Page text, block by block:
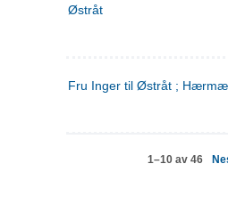
Østråt
Fru Inger til Østråt ;
1–10 av 46